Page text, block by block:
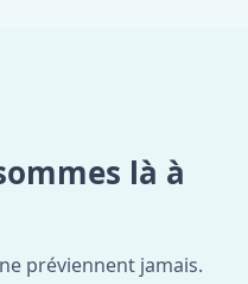
là à
ne préviennent jamais.